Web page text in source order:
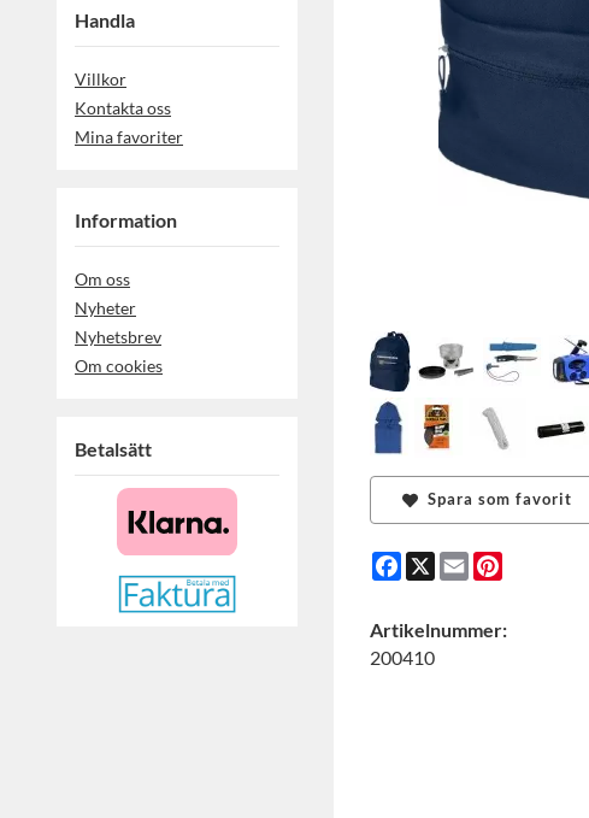
Handla
Villkor
Kontakta oss
Mina favoriter
Information
Om oss
Nyheter
Nyhetsbrev
Om cookies
Betalsätt
Spara som favorit
Facebook
X Email
Artikelnummer:
200410